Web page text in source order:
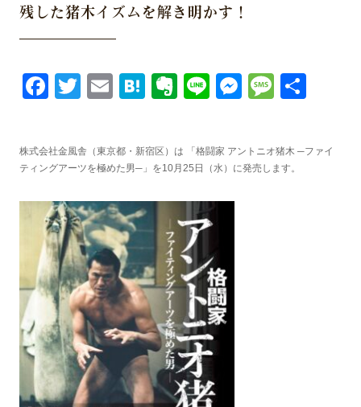
残した猪木イズムを解き明かす！
Facebook
Twitter
EmailHatena
Evernote
Line
株式会社金風舎（東京都・新宿区）は 「格闘家 アントニオ猪木 ─ファイ
ティングアーツを極めた男─」を10月25日（水）に発売します。